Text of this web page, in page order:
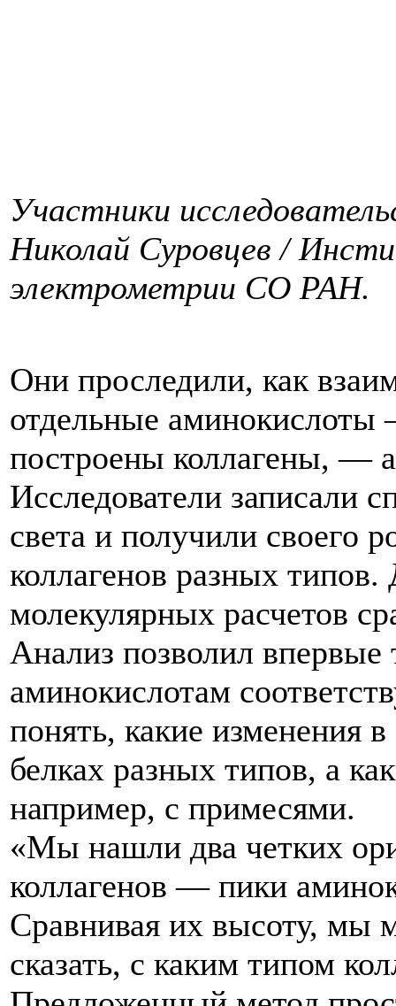
Участники
Николай Суровцев /
электрометрии СО РАН.
Они проследили, как
отдельные
построены коллагены, —
Исследователи записали
света и получили своего
коллагенов разных
молекулярных расчетов
Анализ позволил впервые
аминокислотам
понять, какие изменения
белках разных типов, а
например, с примесями.
«Мы нашли два четких
коллагенов — пики
Сравнивая их высоту, мы
сказать, с каким типом